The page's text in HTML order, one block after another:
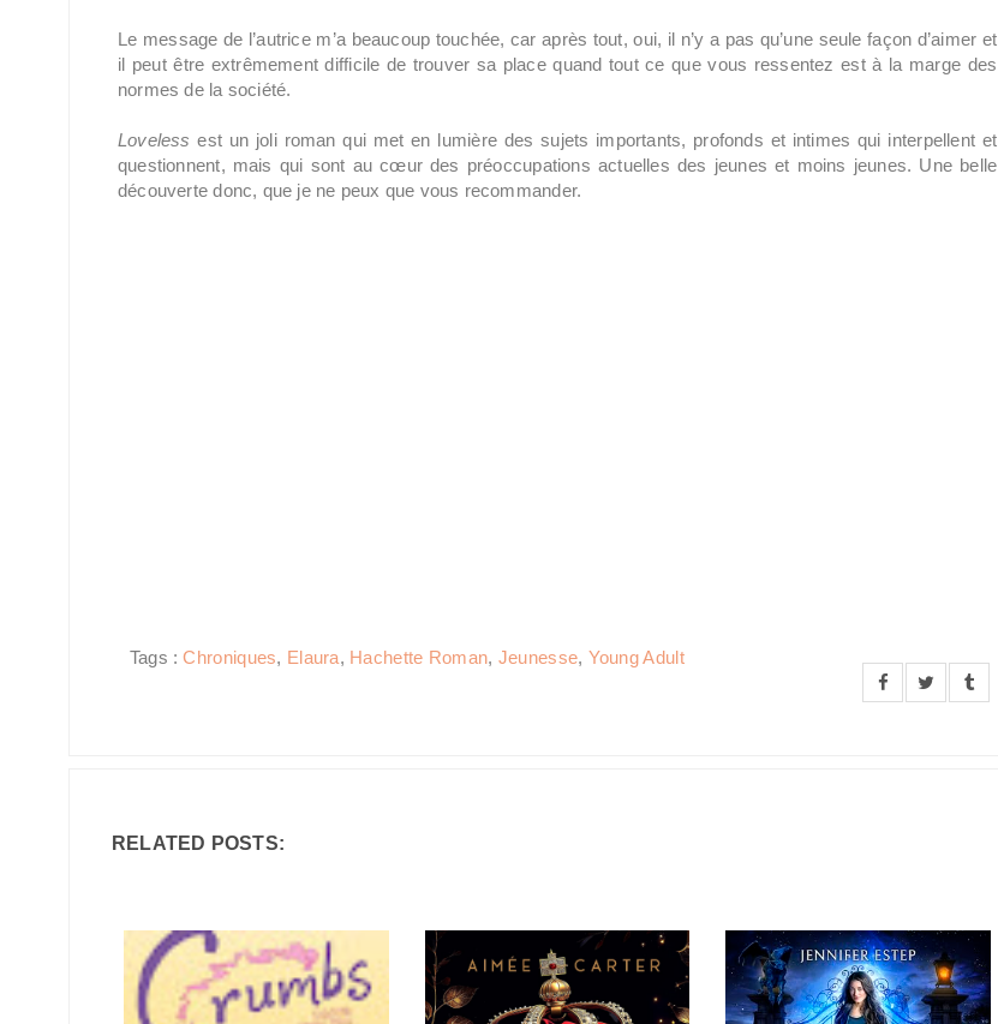
Le message de l’autrice m’a beaucoup touchée, car après tout, oui, il n’y a pas qu’une seule façon d’aimer et
il peut être extrêmement difficile de trouver sa place quand tout ce que vous ressentez est à la marge des
normes de la société.
Loveless est un joli roman qui met en lumière des sujets importants, profonds et intimes qui interpellent et
questionnent, mais qui sont au cœur des préoccupations actuelles des jeunes et moins jeunes. Une belle
découverte donc, que je ne peux que vous recommander.
Tags :Chroniques, Elaura, Hachette Roman, Jeunesse, Young Adult
RELATED POSTS: